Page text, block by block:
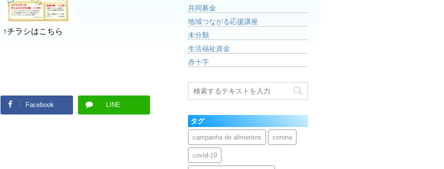
↑チラシはこちら
Facebook LINE
共同募金
地域つながる応援講座
未分類
生活福祉資金
赤十字
タグ
campanha de alimentos corona
covid-19